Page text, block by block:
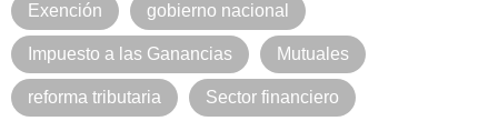
Exención gobierno nacional
Impuesto a las Ganancias Mutuales
reforma tributaria Sector financiero